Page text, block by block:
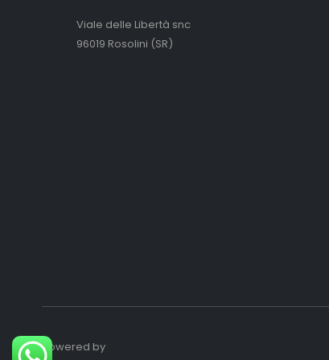
Viale delle Libertà snc
96019 Rosolini (SR)
Powered by